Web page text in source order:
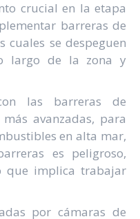
crucial en la etapa
barreras de
cuales se despeguen
largo de la zona y
las barreras de
avanzadas, para
en alta mar,
es peligroso,
que implica trabajar
por cámaras de